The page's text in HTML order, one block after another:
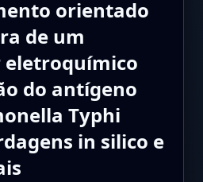
orientado
de um
eletroquímico
do antígeno
Typhi
in silico e